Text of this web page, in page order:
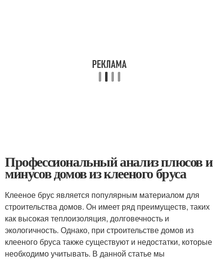
Профессиональный анализ плюсов и
минусов домов из клееного бруса
Клееное брус является популярным материалом для
строительства домов. Он имеет ряд преимуществ, таких
как высокая теплоизоляция, долговечность и
экологичность. Однако, при строительстве домов из
клееного бруса также существуют и недостатки, которые
необходимо учитывать. В данной статье мы